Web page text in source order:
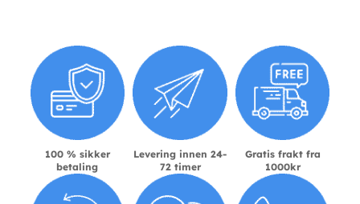
100 % sikker
betaling
Levering innen 24-
72 timer
Gratis frakt fra
1000kr